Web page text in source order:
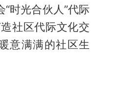
时光合伙人”代际
社区代际文化交
意满满的社区生